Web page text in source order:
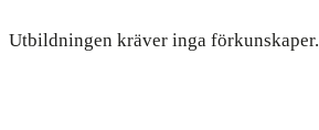
Utbildningen kräver inga förkunskaper.